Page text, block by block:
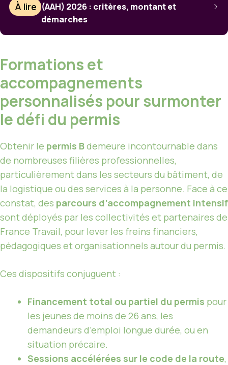
À lire (AAH) 2026 : critères, montant et
démarches
Formations et
accompagnements
personnalisés pour surmonter
le défi du permis
Obtenir le permis Bdemeure incontournable dans
de nombreuses filières professionnelles,
particulièrement dans les secteurs du bâtiment, de
la logistique ou des services à la personne. Face à ce
constat, des parcours d’accompagnement intensif
sont déployés par les collectivités et partenaires de
France Travail, pour lever les freins financiers,
pédagogiques et organisationnels autour du permis.
Ces dispositifs conjuguent :
Financement total ou partiel du permis pour
les jeunes de moins de 26 ans, les
demandeurs d’emploi longue durée, ou en
situation précaire.
Sessions accélérées sur le code de la route,